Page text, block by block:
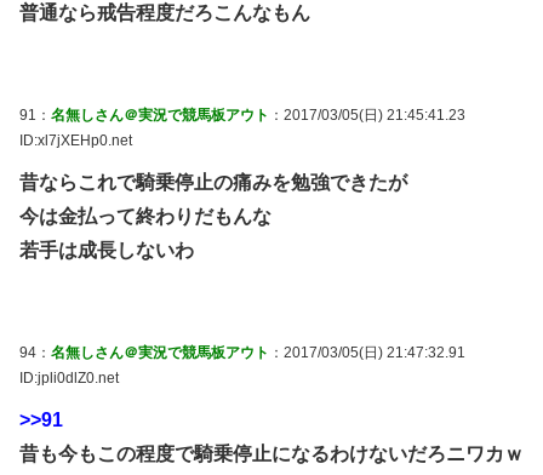
普通なら戒告程度だろこんなもん
91： 名無しさん＠実況で競馬板アウト ：2017/03/05(日) 21:45:41.23
ID:xl7jXEHp0.net
昔ならこれで騎乗停止の痛みを勉強できたが
今は金払って終わりだもんな
若手は成長しないわ
94： 名無しさん＠実況で競馬板アウト ：2017/03/05(日) 21:47:32.91
ID:jpli0dlZ0.net
>>91
昔も今もこの程度で騎乗停止になるわけないだろニワカｗ